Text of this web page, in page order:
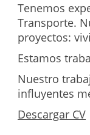
Tenemos
Transporte.
proyectos:
Estamos
Nuestro
influyentes
Descargar CV